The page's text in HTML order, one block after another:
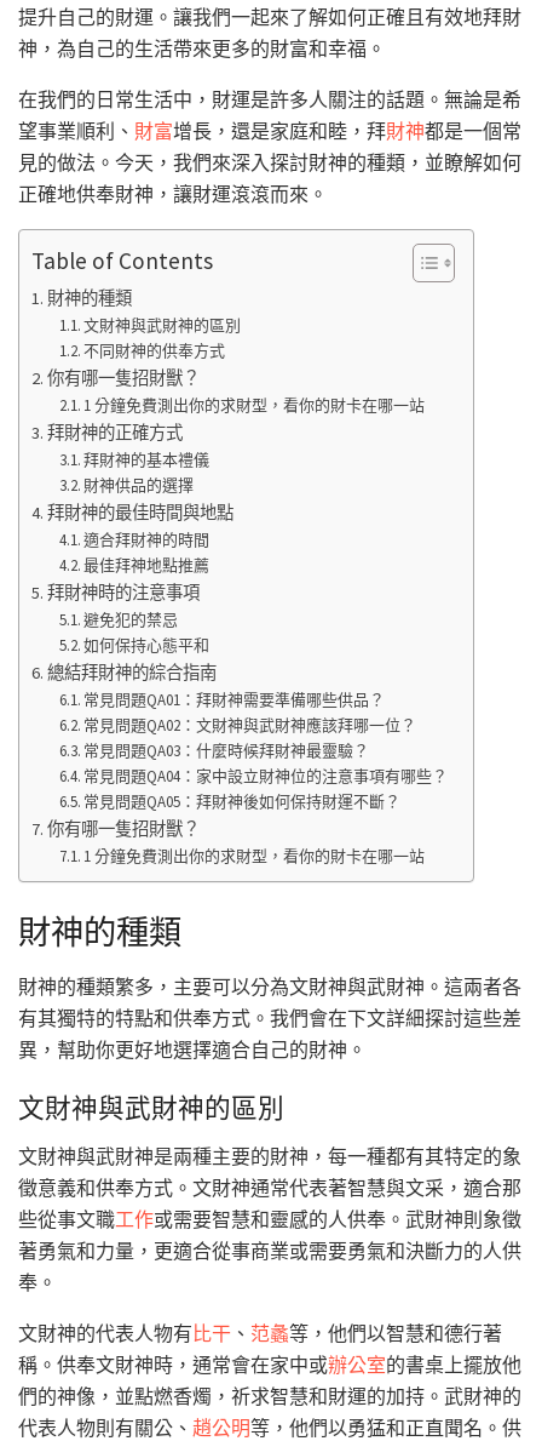
提升自己的財運。讓我們一起來了解如何正確且有效地拜財
神，為自己的生活帶來更多的財富和幸福。
在我們的日常生活中，財運是許多人關注的話題。無論是希
望事業順利、 財富增長，還是家庭和睦，拜財神都是一個常
見的做法。今天，我們來深入探討財神的種類，並瞭解如何
正確地供奉財神，讓財運滾滾而來。
Table of Contents
財神的種類
文財神與武財神的區別
不同財神的供奉方式
你有哪一隻招財獸？
1 分鐘免費測出你的求財型，看你的財卡在哪一站
拜財神的正確方式
拜財神的基本禮儀
財神供品的選擇
拜財神的最佳時間與地點
適合拜財神的時間
最佳拜神地點推薦
拜財神時的注意事項
避免犯的禁忌
如何保持心態平和
總結拜財神的綜合指南
常見問題QA01：拜財神需要準備哪些供品？
常見問題QA02：文財神與武財神應該拜哪一位？
常見問題QA03：什麼時候拜財神最靈驗？
常見問題QA04：家中設立財神位的注意事項有哪些？
常見問題QA05：拜財神後如何保持財運不斷？
你有哪一隻招財獸？
1 分鐘免費測出你的求財型，看你的財卡在哪一站
財神的種類
財神的種類繁多，主要可以分為文財神與武財神。這兩者各
有其獨特的特點和供奉方式。我們會在下文詳細探討這些差
異，幫助你更好地選擇適合自己的財神。
文財神與武財神的區別
文財神與武財神是兩種主要的財神，每一種都有其特定的象
徵意義和供奉方式。文財神通常代表著智慧與文采，適合那
些從事文職工作或需要智慧和靈感的人供奉。武財神則象徵
著勇氣和力量，更適合從事商業或需要勇氣和決斷力的人供
奉。
文財神的代表人物有比干 、 范蠡等，他們以智慧和德行著
稱。供奉文財神時，通常會在家中或辦公室的書桌上擺放他
們的神像，並點燃香燭，祈求智慧和財運的加持。武財神的
代表人物則有關公、 趙公明等，他們以勇猛和正直聞名。供